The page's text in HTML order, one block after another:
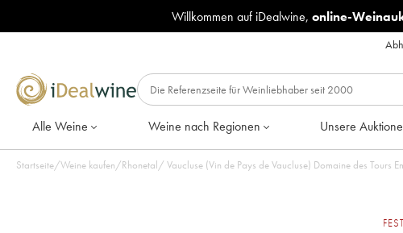
Willkommen auf iDealwine, online-
Alle Weine Weine nach Regionen Unsere
Startseite/Weine kaufen/Rhonetal/ Vaucluse (Vin de Pays de Vaucluse) Domaine des Tours